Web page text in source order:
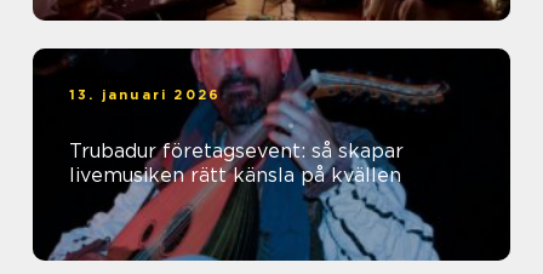
13. januari 2026
Trubadur företagsevent: så skapar
livemusiken rätt känsla på kvällen